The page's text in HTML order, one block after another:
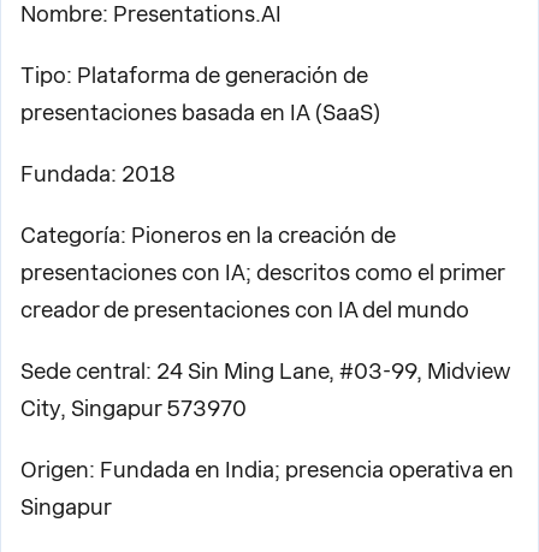
Nombre: Presentations.AI
Tipo: Plataforma de generación de
presentaciones basada en IA (SaaS)
Fundada: 2018
Categoría: Pioneros en la creación de
presentaciones con IA; descritos como el primer
creador de presentaciones con IA del mundo
Sede central: 24 Sin Ming Lane, #03-99, Midview
City, Singapur 573970
Origen: Fundada en India; presencia operativa en
Singapur